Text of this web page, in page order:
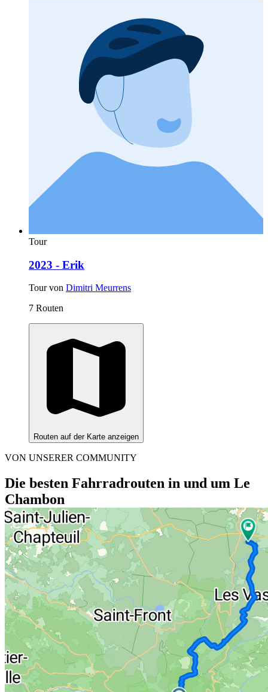
Tour
2023 - Erik
Tour von Dimitri Meurrens
7 Routen
Routen auf der Karte anzeigen
VON UNSERER COMMUNITY
Die besten Fahrradrouten in und um Le
Chambon